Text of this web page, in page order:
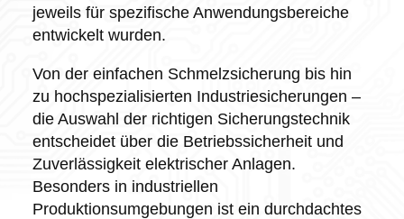
jeweils für spezifische Anwendungsbereiche
entwickelt wurden.
Von der einfachen Schmelzsicherung bis hin
zu hochspezialisierten Industriesicherungen –
die Auswahl der richtigen Sicherungstechnik
entscheidet über die Betriebssicherheit und
Zuverlässigkeit elektrischer Anlagen.
Besonders in industriellen
Produktionsumgebungen ist ein durchdachtes